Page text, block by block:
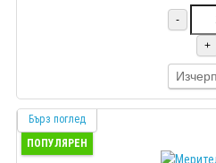
-
+
Бърз поглед
ПОПУЛЯРЕН